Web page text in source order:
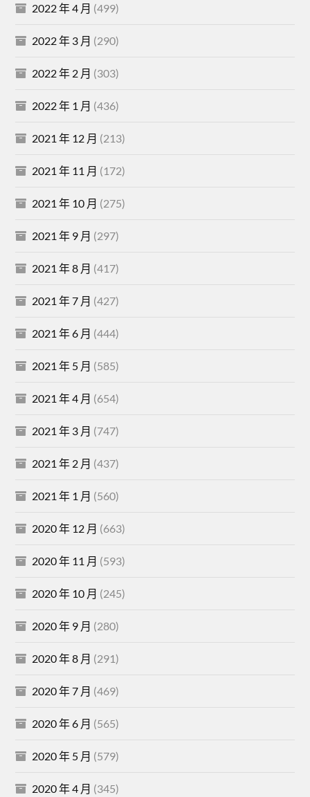
2022 年 4 月 (499)
2022 年 3 月 (290)
2022 年 2 月 (303)
2022 年 1 月 (436)
2021 年 12 月 (213)
2021 年 11 月 (172)
2021 年 10 月 (275)
2021 年 9 月 (297)
2021 年 8 月 (417)
2021 年 7 月 (427)
2021 年 6 月 (444)
2021 年 5 月 (585)
2021 年 4 月 (654)
2021 年 3 月 (747)
2021 年 2 月 (437)
2021 年 1 月 (560)
2020 年 12 月 (663)
2020 年 11 月 (593)
2020 年 10 月 (245)
2020 年 9 月 (280)
2020 年 8 月 (291)
2020 年 7 月 (469)
2020 年 6 月 (565)
2020 年 5 月 (579)
2020 年 4 月 (345)